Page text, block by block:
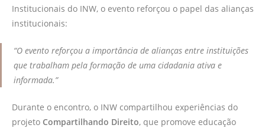
Institucionais do INW, o evento reforçou o papel das alianças
institucionais:
“O evento reforçou a importância de alianças entre instituições
que trabalham pela formação de uma cidadania ativa e
informada.”
Durante o encontro, o INW compartilhou experiências do
projeto Compartilhando Direito, que promove educação